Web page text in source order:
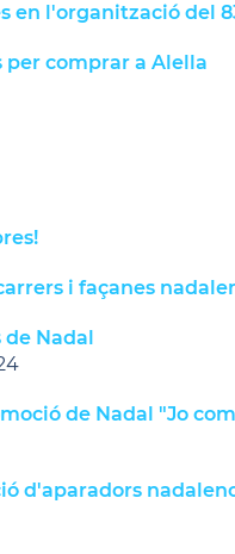
en l'organització del
per comprar a Alella
i façanes
de Nadal
de Nadal "Jo
d'aparadors